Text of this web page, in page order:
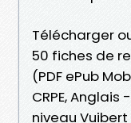
Télécharger
50 fiches de
(PDF ePub
CRPE,
niveau Vuibert